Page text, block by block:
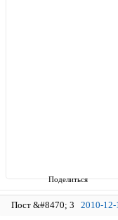
Поделиться
3 2010-12-